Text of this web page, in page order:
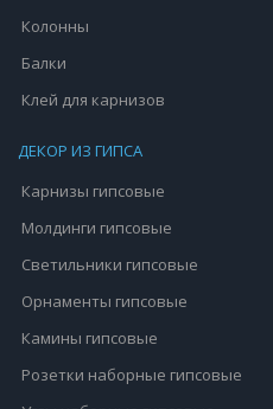
Колонны
Балки
Клей для карнизов
ДЕКОР ИЗ ГИПСА
Карнизы гипсовые
Молдинги гипсовые
Светильники гипсовые
Орнаменты гипсовые
Камины гипсовые
Розетки наборные гипсовые